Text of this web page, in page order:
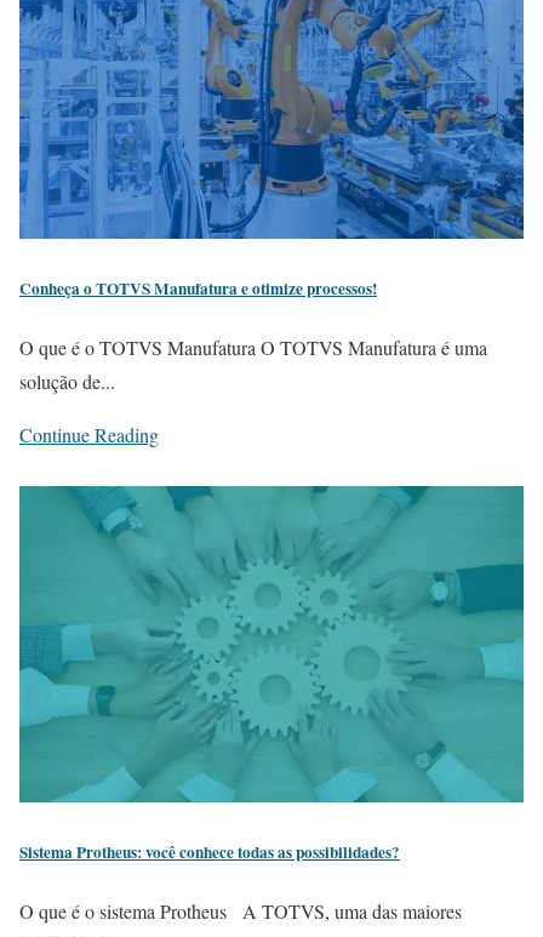
Conheça o TOTVS Manufatura e otimize processos!
O que é o TOTVS Manufatura O TOTVS Manufatura é uma
solução de...
Continue Reading
Sistema Protheus: você conhece todas as possibilidades?
O que é o sistema Protheus A TOTVS, uma das maiores